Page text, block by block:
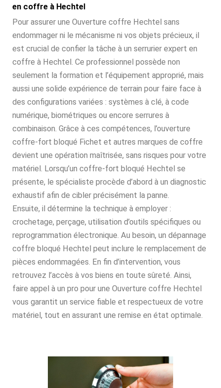
en coffre à Hechtel
Pour assurer une Ouverture coffre Hechtel sans
endommager ni le mécanisme ni vos objets précieux, il
est crucial de confier la tâche à un serrurier expert en
coffre à Hechtel. Ce professionnel possède non
seulement la formation et l’équipement approprié, mais
aussi une solide expérience de terrain pour faire face à
des configurations variées : systèmes à clé, à code
numérique, biométriques ou encore serrures à
combinaison. Grâce à ces compétences, l’ouverture
coffre-fort bloqué Fichet et autres marques de coffre
devient une opération maîtrisée, sans risques pour votre
matériel. Lorsqu’un coffre-fort bloqué Hechtel se
présente, le spécialiste procède d’abord à un diagnostic
exhaustif afin de cibler précisément la panne.
Ensuite, il détermine la technique à employer :
crochetage, perçage, utilisation d’outils spécifiques ou
reprogrammation électronique. Au besoin, un dépannage
coffre bloqué Hechtel peut inclure le remplacement de
pièces endommagées. En fin d’intervention, vous
retrouvez l’accès à vos biens en toute sûreté. Ainsi,
faire appel à un pro pour une Ouverture coffre Hechtel
vous garantit un service fiable et respectueux de votre
matériel, tout en assurant une remise en état optimale.